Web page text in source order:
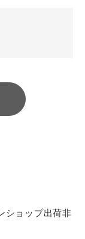
ショップ出荷非